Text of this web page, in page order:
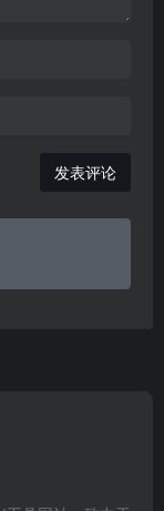
发表评论